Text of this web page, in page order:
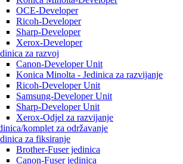
OCE-Developer
Ricoh-Developer
Sharp-Developer
Xerox-Developer
za razvoj
Canon-Developer Unit
Konica Minolta - Jedinica za razvijanje
Ricoh-Developer Unit
Samsung-Developer Unit
Sharp-Developer Unit
Xerox-Odjel za razvijanje
komplet za održavanje
za fiksiranje
Brother-Fuser jedinica
Canon-Fuser jedinica